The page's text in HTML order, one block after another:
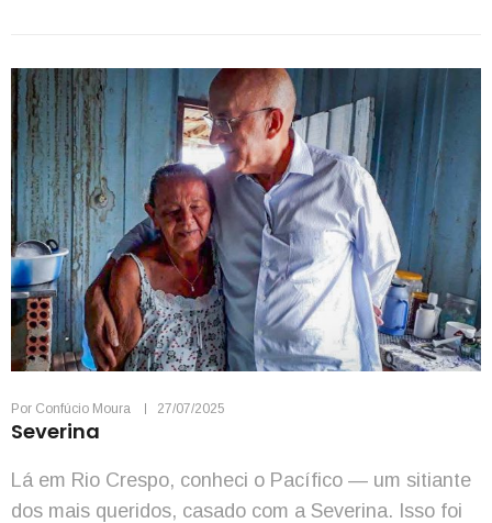
Por Confúcio Moura 27/07/2025
Severina
Lá em Rio Crespo, conheci o Pacífico — um sitiante
dos mais queridos, casado com a Severina. Isso foi